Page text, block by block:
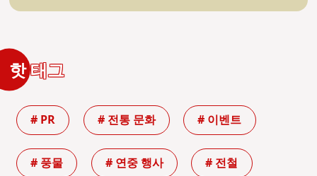
핫 태그
# PR # 전통 문화 # 이벤트
# 풍물 # 연중 행사 # 전철